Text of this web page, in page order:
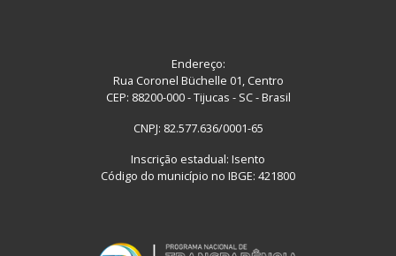
Endereço:
Rua Coronel Büchelle 01, Centro
CEP: 88200-000 - Tijucas - SC - Brasil
CNPJ: 82.577.636/0001-65
Inscrição estadual: Isento
Código do município no IBGE: 421800